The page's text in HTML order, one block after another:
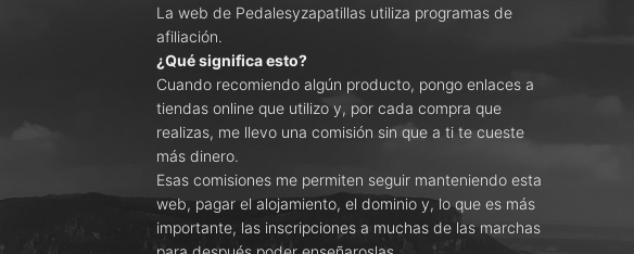
La web de Pedalesyzapatillas utiliza programas de
afiliación.
¿Qué significa esto?
Cuando recomiendo algún producto, pongo enlaces a
tiendas online que utilizo y, por cada compra que
realizas, me llevo una comisión sin que a ti te cueste
más dinero.
Esas comisiones me permiten seguir manteniendo esta
web, pagar el alojamiento, el dominio y, lo que es más
importante, las inscripciones a muchas de las marchas